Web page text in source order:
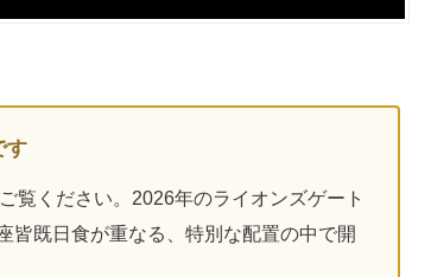
す
覧ください。2026年のライオンズゲート
皆既日食が重なる、特別な配置の中で開